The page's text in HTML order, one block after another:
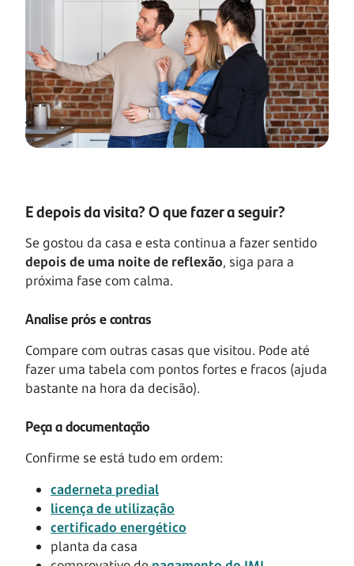
E depois da visita? O que fazer a seguir?
Se gostou da casa e esta continua a fazer sentido
depois de uma noite de reflexão, siga para a
próxima fase com calma.
Analise prós e contras
Compare com outras casas que visitou. Pode até
fazer uma tabela com pontos fortes e fracos (ajuda
bastante na hora da decisão).
Peça a documentação
Confirme se está tudo em ordem:
caderneta predial
licença de utilização
certificado energético
planta da casa